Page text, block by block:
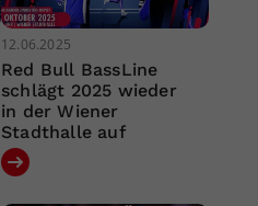
12.06.2025
Red Bull BassLine
schlägt 2025 wieder
in der Wiener
Stadthalle auf